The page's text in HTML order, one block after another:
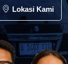
Lokasi Kami